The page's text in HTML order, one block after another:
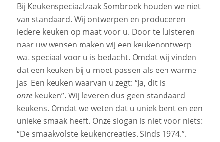
Bij Keukenspeciaalzaak Sombroek houden we niet
van standaard. Wij ontwerpen en produceren
iedere keuken op maat voor u. Door te luisteren
naar uw wensen maken wij een keukenontwerp
wat speciaal voor u is bedacht. Omdat wij vinden
dat een keuken bij u moet passen als een warme
jas. Een keuken waarvan u zegt: “Ja, dit is
onze keuken”. Wij leveren dus geen standaard
keukens. Omdat we weten dat u uniek bent en een
unieke smaak heeft. Onze slogan is niet voor niets:
“De smaakvolste keukencreaties. Sinds 1974.”.